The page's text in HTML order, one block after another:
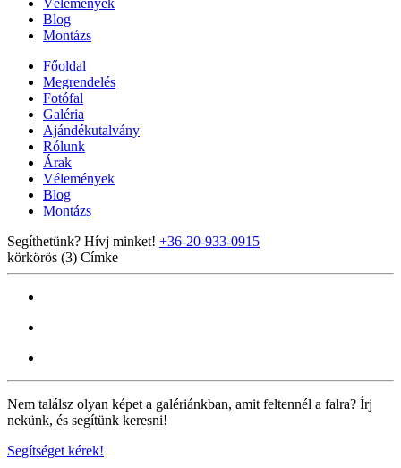
Vélemények
Blog
Montázs
Főoldal
Megrendelés
Fotófal
Galéria
Ajándékutalvány
Rólunk
Árak
Vélemények
Blog
Montázs
Segíthetünk? Hívj minket! +36-20-933-0915
körkörös (3) Címke
Nem találsz olyan képet a galériánkban, amit feltennél a falra? Írj
nekünk, és segítünk keresni!
Segítséget kérek!